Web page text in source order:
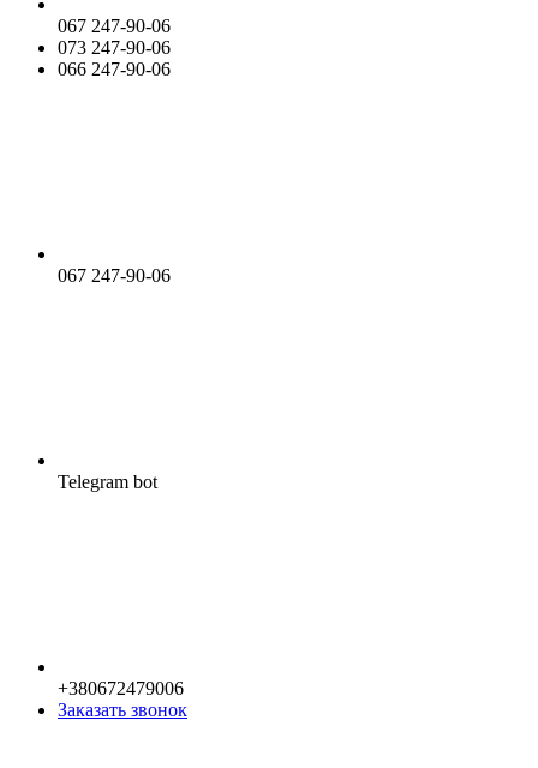
067 247-90-06
073 247-90-06
066 247-90-06
067 247-90-06
Telegram bot
+380672479006
Заказать звонок